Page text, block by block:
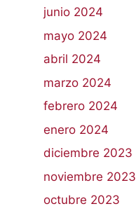
junio 2024
mayo 2024
abril 2024
marzo 2024
febrero 2024
enero 2024
diciembre 2023
noviembre 2023
octubre 2023